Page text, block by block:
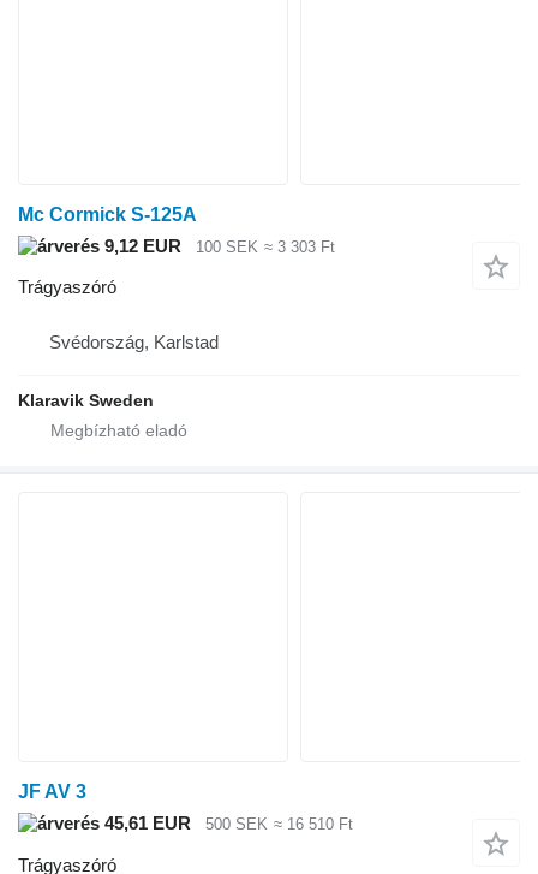
Mc Cormick S-125A
9,12 EUR
100 SEK ≈ 3 303 Ft
Trágyaszóró
Svédország, Karlstad
Klaravik Sweden
JF AV 3
45,61 EUR
500 SEK ≈ 16 510 Ft
Trágyaszóró